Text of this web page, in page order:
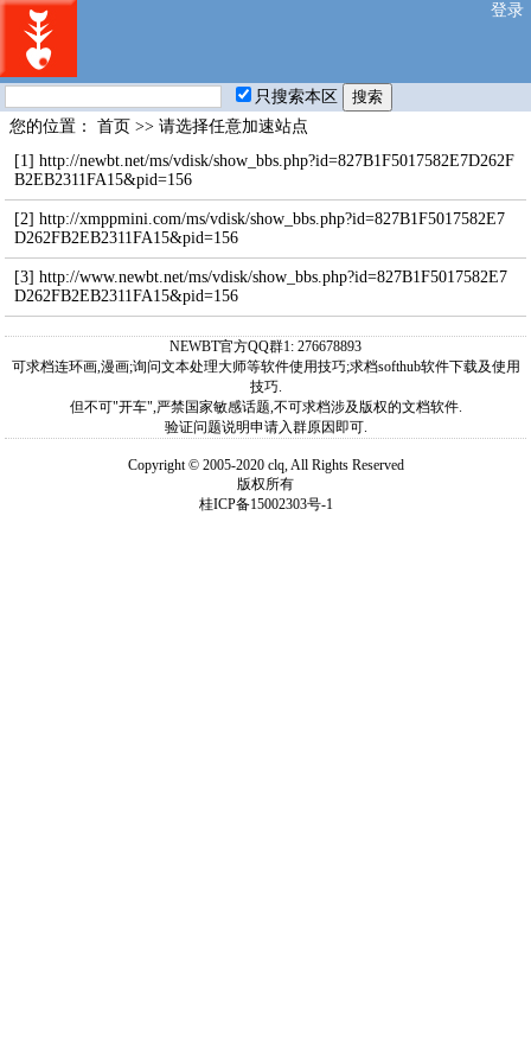
登录
只搜索本区
您的位置：首页 >> 请选择任意加速站点
[1]http://newbt.net/ms/vdisk/show_bbs.php?id=827B1F5017582E7D262F
B2EB2311FA15&pid=156
[2]http://xmppmini.com/ms/vdisk/show_bbs.php?id=827B1F5017582E7
D262FB2EB2311FA15&pid=156
[3]http://www.newbt.net/ms/vdisk/show_bbs.php?id=827B1F5017582E7
D262FB2EB2311FA15&pid=156
NEWBT官方QQ群1: 276678893
可求档连环画,漫画;询问文本处理大师等软件使用技巧;求档softhub软件下载及使用
技巧.
但不可"开车",严禁国家敏感话题,不可求档涉及版权的文档软件.
验证问题说明申请入群原因即可.
Copyright © 2005-2020 clq, All Rights Reserved
版权所有
桂ICP备15002303号-1